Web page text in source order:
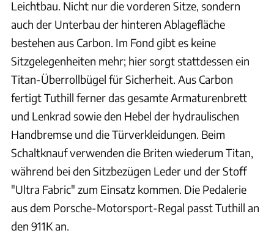
Leichtbau. Nicht nur die vorderen Sitze, sondern
auch der Unterbau der hinteren Ablagefläche
bestehen aus Carbon. Im Fond gibt es keine
Sitzgelegenheiten mehr; hier sorgt stattdessen ein
Titan-Überrollbügel für Sicherheit. Aus Carbon
fertigt Tuthill ferner das gesamte Armaturenbrett
und Lenkrad sowie den Hebel der hydraulischen
Handbremse und die Türverkleidungen. Beim
Schaltknauf verwenden die Briten wiederum Titan,
während bei den Sitzbezügen Leder und der Stoff
"Ultra Fabric" zum Einsatz kommen. Die Pedalerie
aus dem Porsche-Motorsport-Regal passt Tuthill an
den 911K an.